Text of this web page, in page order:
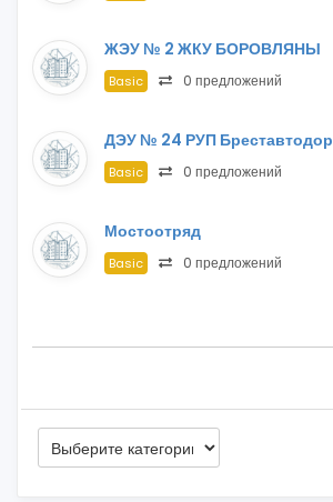
ЖЭУ № 2 ЖКУ БОРОВЛЯНЫ
Basic 0 предложений
ДЭУ № 24 РУП Бреставтодор
Basic 0 предложений
Мостоотряд
Basic 0 предложений